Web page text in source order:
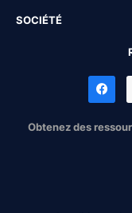
SOCIÉTÉ
Obtenez des